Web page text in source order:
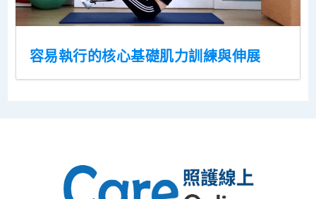
容易執行的核心基礎肌力訓練與伸展